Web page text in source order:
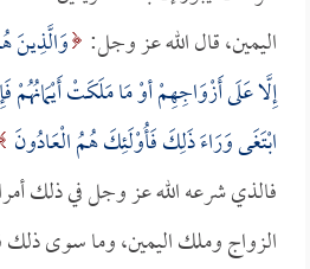
اليمين، قال الله عز وجل:
إِلَّا عَلَى أَزْوَاجِهِمْ أوْ مَا مَلَكَتْ أَيْمَانُهُمْ
ابْتَغَى وَرَاءَ ذَلِكَ فَأُوْلَئِكَ هُمُ الْعَادُونَ
فالذي شرعه الله عز وجل في ذلك
الزواج وملك اليمين، وما سوى